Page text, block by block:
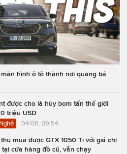
hình ô tô thành nơi quảng bá
được cho là hủy bom tấn thế giới
triệu USD
04/08, 09:54
mua được GTX 1050 Ti với giá chỉ
tại cửa hàng đồ cũ, vẫn chạy